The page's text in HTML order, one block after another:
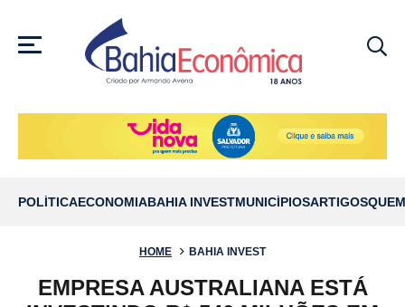
MENU
POLÍTICAECONOMIABAHIA INVESTMUNICÍPIOSARTIGOS
HOME BAHIA INVEST
EMPRESA AUSTRALIANA ESTÁ